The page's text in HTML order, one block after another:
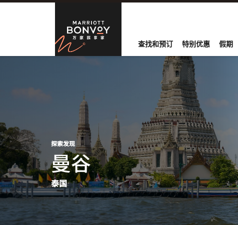
跳到内容
Marriott
查找和预订 特别优惠 假期
探索发现
​曼谷
泰国